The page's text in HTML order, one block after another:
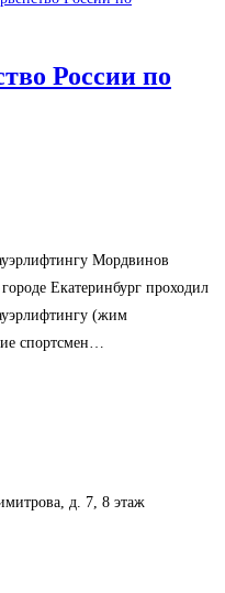
России по
Мордвинов
Екатеринбург проходил
(жим
спортсмен…
д. 7, 8 этаж